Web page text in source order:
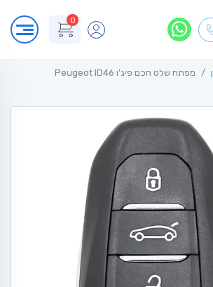
0
מפתח שלט חכם פיג'ו Peugeot ID46